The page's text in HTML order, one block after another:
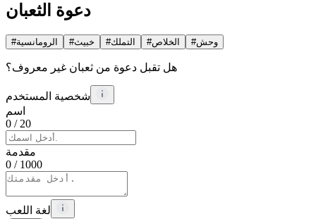
دعوة الثعبان
#الرومانسية #خبيث #التملك #الخلاص #وحش
هل تقبل دعوة من ثعبان غير معروف؟
شخصية المستخدم
اسم
0 / 20
مقدمة
0 / 1000
لغة اللعب